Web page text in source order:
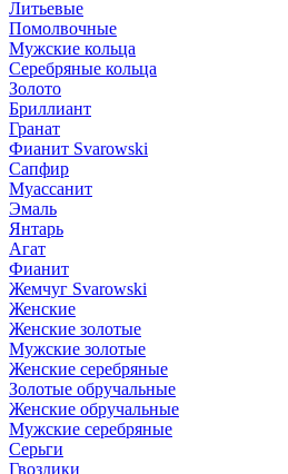
Литьевые
Помолвочные
Мужские кольца
Серебряные кольца
Золото
Бриллиант
Гранат
Фианит Svarowski
Сапфир
Муассанит
Эмаль
Янтарь
Агат
Фианит
Жемчуг Svarowski
Женские
Женские золотые
Мужские золотые
Женские серебряные
Золотые обручальные
Женские обручальные
Мужские серебряные
Серьги
Гвоздики